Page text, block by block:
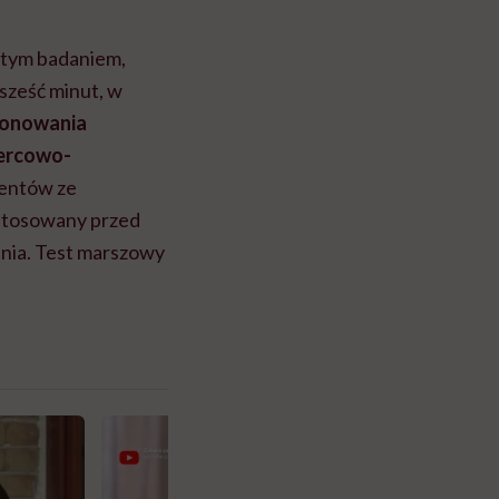
badaniem,
minut, w
ze
przed
Test marszowy